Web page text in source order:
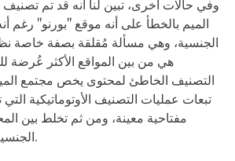
وفي حالات أخرى، تبين لنا أنه قد تم
الميم بالخطأ على أنه موقع "بورنو" رغم
الجنسية، وهي مسألة مُقلقة بصفة خاصة
هي من بين المواقع الأكثر عُرضة
التصنيف الخاطئ لمحتوى يخص مجتمع
تبعات عمليات التصنيف الأوتوماتيكية
مفتاحية معينة، ومن ثم تخلط بين
الجنسية والمحتوى الجنسي.